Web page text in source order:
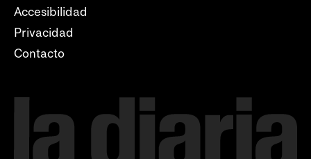
Accesibilidad
Privacidad
Contacto